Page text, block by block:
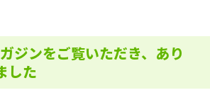
ジンをご覧いただき、あり
した